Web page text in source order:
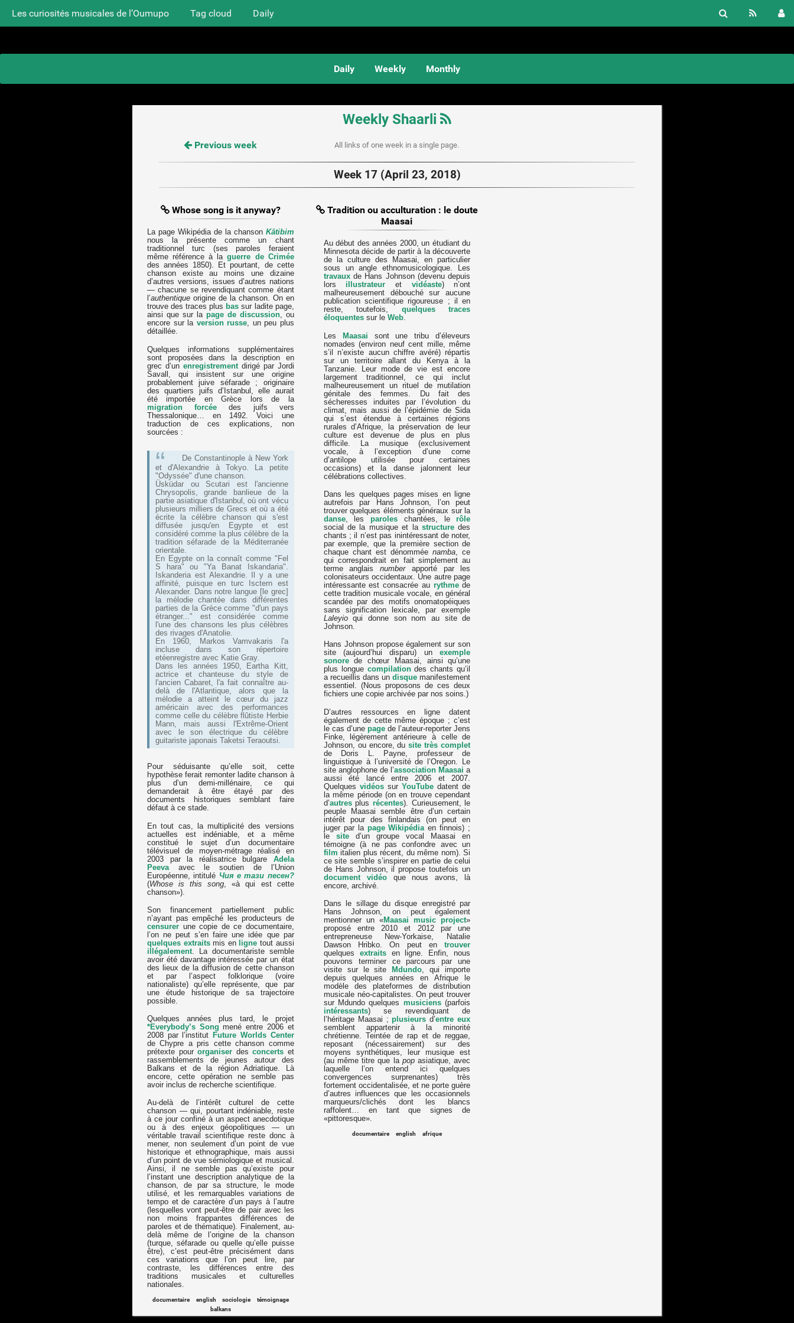
Les curiosités musicales de l’Oumupo Tag cloud Daily
Daily Weekly Monthly
Weekly Shaarli
Previous week All links of one week in a single page.
Week 17 (April 23, 2018)
Whose song is it anyway?
La page Wikipédia de la chanson Kâtibim
nous la présente comme un chant
traditionnel turc (ses paroles feraient
même référence à laguerre de Crimée
des années 1850). Et pourtant, de cette
chanson existe au moins une dizaine
d’autres versions, issues d’autres nations
— chacune se revendiquant comme étant
l’authentique origine de la chanson. On en
trouve des traces plus bas sur ladite page,
ainsi que sur la page de discussion, ou
encore sur la version russe, un peu plus
détaillée.
Quelques informations supplémentaires
sont proposées dans la description en
grec d’un enregistrementdirigé par Jordi
Savall, qui insistent sur une origine
probablement juive séfarade ; originaire
des quartiers juifs d’Istanbul, elle aurait
été importée en Grèce lors de la
migration forcée des juifs vers
Thessalonique… en 1492. Voici une
traduction de ces explications, non
sourcées :
De Constantinople à New York
et d'Alexandrie à Tokyo. La petite
"Odyssée" d'une chanson.
Üsküdar ou Scutari est l'ancienne
Chrysopolis, grande banlieue de la
partie asiatique d'Istanbul, où ont vécu
plusieurs milliers de Grecs et où a été
écrite la célèbre chanson qui s'est
diffusée jusqu'en Egypte et est
considéré comme la plus célèbre de la
tradition séfarade de la Méditerranée
orientale.
En Egypte on la connaît comme "Fel
S hara" ou "Ya Banat Iskandaria".
Iskanderia est Alexandrie. Il y a une
affinité, puisque en turc Isctern est
Alexander. Dans notre langue [le grec]
la mélodie chantée dans différentes
parties de la Grèce comme "d'un pays
étranger..." est considérée comme
l'une des chansons les plus célèbres
des rivages d'Anatolie.
En 1960, Markos Vamvakaris l'a
incluse dans son répertoire
etéenregistre avec Katie Gray.
Dans les années 1950, Eartha Kitt,
actrice et chanteuse du style de
l'ancien Cabaret, l'a fait connaître au-
delà de l'Atlantique, alors que la
mélodie a atteint le cœur du jazz
américain avec des performances
comme celle du célèbre flûtiste Herbie
Mann, mais aussi l'Extrême-Orient
avec le son électrique du célèbre
guitariste japonais Taketsi Teraoutsi.
Pour séduisante qu’elle soit, cette
hypothèse ferait remonter ladite chanson à
plus d’un demi-millénaire, ce qui
demanderait à être étayé par des
documents historiques semblant faire
défaut à ce stade.
En tout cas, la multiplicité des versions
actuelles est indéniable, et a même
constitué le sujet d’un documentaire
télévisuel de moyen-métrage réalisé en
2003 par la réalisatrice bulgare Adela
Peeva avec le soutien de l’Union
Européenne, intitulé Чия е тази песен?
(Whose is this song , «à qui est cette
chanson»).
Son financement partiellement public
n’ayant pas empêché les producteurs de
censurer une copie de ce documentaire,
l’on ne peut s’en faire une idée que par
quelques extraitsmis en ligne tout aussi
illégalement. La documentariste semble
avoir été davantage intéressée par un état
des lieux de la diffusion de cette chanson
et par l’aspect folklorique (voire
nationaliste) qu’elle représente, que par
une étude historique de sa trajectoire
possible.
Quelques années plus tard, le projet
*Everybody’s Song mené entre 2006 et
2008 par l’institut
Future Worlds Center
de Chypre a pris cette chanson comme
prétexte pourorganiser desconcerts et
rassemblements de jeunes autour des
Balkans et de la région Adriatique. Là
encore, cette opération ne semble pas
avoir inclus de recherche scientifique.
Au-delà de l’intérêt culturel de cette
chanson — qui, pourtant indéniable, reste
à ce jour confiné à un aspect anecdotique
ou à des enjeux géopolitiques — un
véritable travail scientifique reste donc à
mener, non seulement d’un point de vue
historique et ethnographique, mais aussi
d’un point de vue sémiologique et musical.
Ainsi, il ne semble pas qu’existe pour
l’instant une description analytique de la
chanson, de par sa structure, le mode
utilisé, et les remarquables variations de
tempo et de caractère d’un pays à l’autre
(lesquelles vont peut-être de pair avec les
non moins frappantes différences de
paroles et de thématique). Finalement, au-
delà même de l’origine de la chanson
(turque, séfarade ou quelle qu’elle puisse
être), c’est peut-être précisément dans
ces variations que l’on peut lire, par
contraste, les différences entre des
traditions musicales et culturelles
nationales.
documentaire english sociologie
témoignage
balkans
Tradition ou acculturation : le doute
Maasai
Au début des années 2000, un étudiant du
Minnesota décide de partir à la découverte
de la culture des Maasai, en particulier
sous un angle ethnomusicologique. Les
travauxde Hans Johnson (devenu depuis
lors illustrateur et vidéaste) n’ont
malheureusement débouché sur aucune
publication scientifique rigoureuse ; il en
reste, toutefois, quelques
traces
éloquentessur le Web.
Les Maasai sont une tribu d’éleveurs
nomades (environ neuf cent mille, même
s’il n’existe aucun chiffre avéré) répartis
sur un territoire allant du Kenya à la
Tanzanie. Leur mode de vie est encore
largement traditionnel, ce qui inclut
malheureusement un rituel de mutilation
génitale des femmes. Du fait des
sécheresses induites par l’évolution du
climat, mais aussi de l’épidémie de Sida
qui s’est étendue à certaines régions
rurales d’Afrique, la préservation de leur
culture est devenue de plus en plus
difficile. La musique (exclusivement
vocale, à l’exception d’une corne
d’antilope utilisée pour certaines
occasions) et la danse jalonnent leur
célébrations collectives.
Dans les quelques pages mises en ligne
autrefois par Hans Johnson, l’on peut
trouver quelques éléments généraux sur la
danse, lesparoles chantées, lerôle
social de la musique et la structuredes
chants ; il n’est pas inintéressant de noter,
par exemple, que la première section de
chaque chant est dénomméenamba, ce
qui correspondrait en fait simplement au
terme anglaisnumberapporté par les
colonisateurs occidentaux. Une autre page
intéressante est consacrée au rythmede
cette tradition musicale vocale, en général
scandée par des motifs onomatopéiques
sans signification lexicale, par exemple
Laleyioqui donne son nom au site de
Johnson.
Hans Johnson propose également sur son
site (aujourd’hui disparu) unexemple
sonorede chœur Maasai, ainsi qu’une
plus longue compilationdes chants qu’il
a recueillis dans undisque manifestement
essentiel. (Nous proposons de ces deux
fichiers une copie archivée par nos soins.)
D’autres ressources en ligne datent
également de cette même époque ; c’est
le cas d’une pagede l’auteur-reporter Jens
Finke, légèrement antérieure à celle de
Johnson, ou encore, dusite très complet
de Doris L. Payne, professeur de
linguistique à l’université de l’Oregon. Le
site anglophone de l’association Maasai a
aussi été lancé entre 2006 et 2007.
Quelques vidéossurYouTube datent de
la même période (on en trouve cependant
d’autresplus récentes). Curieusement, le
peuple Maasai semble être d’un certain
intérêt pour des finlandais (on peut en
juger par la page Wikipédia en finnois) ;
le sited’un groupe vocal Maasai en
témoigne (à ne pas confondre avec un
film italien plus récent, du même nom). Si
ce site semble s’inspirer en partie de celui
de Hans Johnson, il propose toutefois un
document vidéoque nous avons, là
encore, archivé.
Dans le sillage du disque enregistré par
Hans Johnson, on peut également
mentionner un «Maasai music project»
proposé entre 2010 et 2012 par une
entrepreneuse New-Yorkaise, Natalie
Dawson Hribko. On peut entrouver
quelques extraitsen ligne. Enfin, nous
pouvons terminer ce parcours par une
visite sur le site
Mdundo, qui importe
depuis quelques années en Afrique le
modèle des plateformes de distribution
musicale néo-capitalistes. On peut trouver
sur Mdundo quelques musiciens(parfois
intéressants) se revendiquant de
l’héritage Maasai ;plusieurs d’entre eux
semblent appartenir à la minorité
chrétienne. Teintée de rap et de reggae,
reposant (nécessairement) sur des
moyens synthétiques, leur musique est
(au même titre que la popasiatique, avec
laquelle l’on entend ici quelques
convergences surprenantes) très
fortement occidentalisée, et ne porte guère
d’autres influences que les occasionnels
marqueurs/clichés dont les blancs
raffolent… en tant que signes de
«pittoresque».
documentaire english afrique